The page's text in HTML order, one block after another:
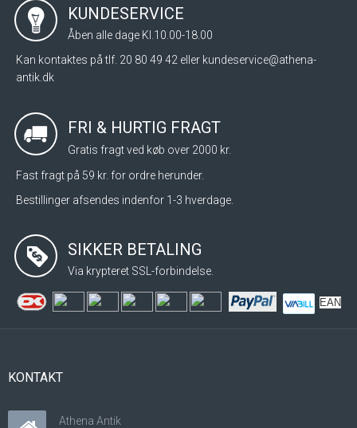
KUNDESERVICE
Åben alle dage Kl.10.00-18.00
Kan kontaktes på tlf. 20 80 49 42 eller kundeservice@athena-
antik.dk
FRI & HURTIG FRAGT
Gratis fragt ved køb over 2000 kr.
Fast fragt på 59 kr. for ordre herunder.
Bestillinger afsendes indenfor 1-3 hverdage.
SIKKER BETALING
Via krypteret SSL-forbindelse.
EAN
KONTAKT
Athena Antik